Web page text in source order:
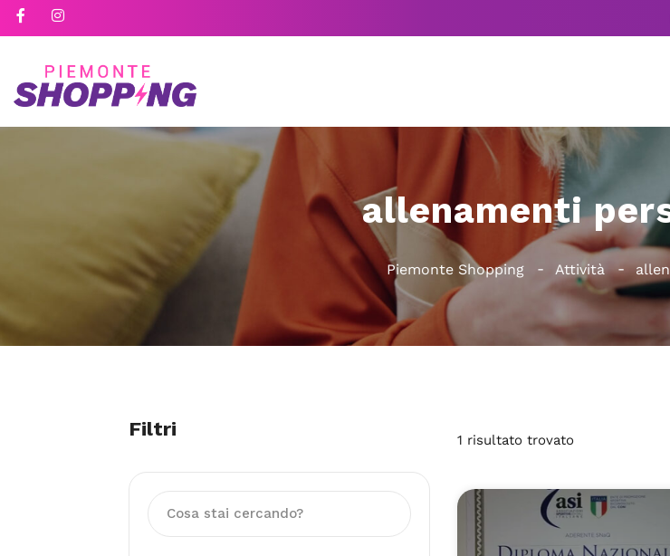
allenamenti
Piemonte Shopping Attività
Filtri 1 risultato trovato